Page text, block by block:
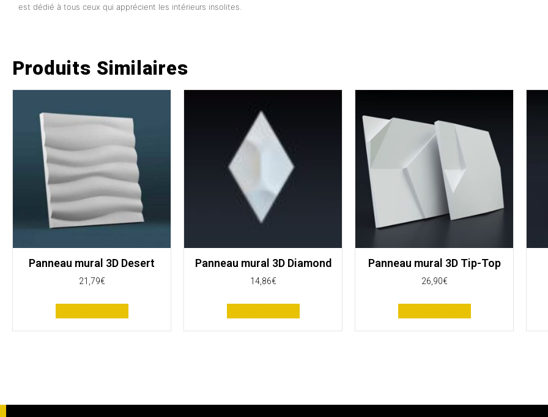
est dédié à tous ceux qui apprécient les intérieurs insolites.
Produits Similaires
Panneau mural 3D Desert
21,79€
Panneau mural 3D Diamond
14,86€
Panneau mural 3D Tip-Top
26,90€